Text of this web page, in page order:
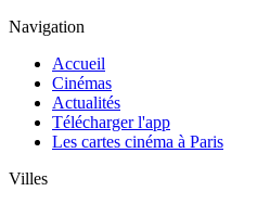
Navigation
Accueil
Cinémas
Actualités
Télécharger l'app
Les cartes cinéma à Paris
Villes